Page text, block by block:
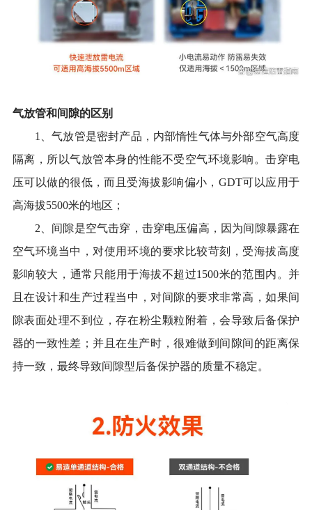
气放管和间隙的区别
1、气放管是密封产品 ， 内部惰性气体与外部空气高度
隔离 ， 所以气放管本身的性能不受空气环境影响。击穿电
压可以做的很低，而且受海拔影响偏小， GDT可以应用于
高海拔5500米的地区；
2、 间隙是空气击穿，击穿电压偏高， 因为间隙暴露在
空气环境当中 ， 对使用环境的要求比较苛刻 ， 受海拔高度
影响较大，通常只能用于海拔不超过1500米的范围内 。并
且在设计和生产过程当中，对间隙的要求非常高，如果间
隙表面处理不到位 ，存在粉尘颗粒附着，会导致后备保护
器的一致性差 ； 并且在生产时，很难做到 间隙间 的距离保
持一致，最终导致间隙型后备保护器的质量不稳定。